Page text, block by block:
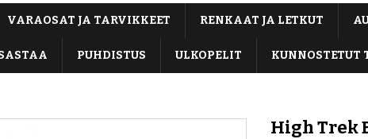
VARAOSAT JA TARVIKKEET RENKAAT JA LETKUT
PUHDISTUS ULKOPELIT KUNNOSTETUT
High Trek